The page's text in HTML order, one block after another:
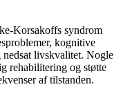
Korsakoffs syndrom
kognitive
nedsat livskvalitet. Nogle
rehabilitering og støtte
af tilstanden.